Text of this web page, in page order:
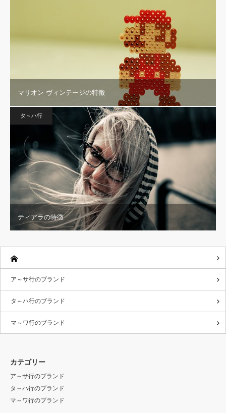
マリオン ヴィンテージの特徴
タ～ハ行
ティアラの特徴
ア～サ行のブランド
タ～ハ行のブランド
マ～ワ行のブランド
カテゴリー
ア～サ行のブランド
タ～ハ行のブランド
マ～ワ行のブランド